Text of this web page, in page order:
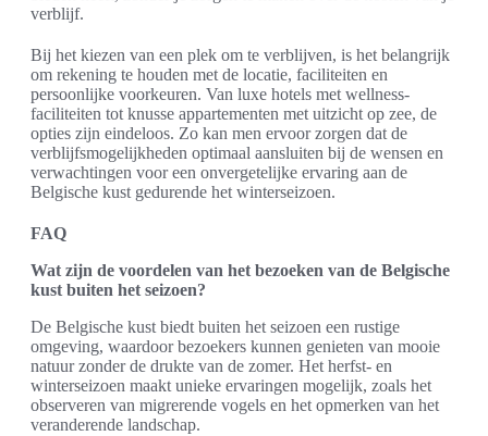
verblijf.
Bij het kiezen van een plek om te verblijven, is het belangrijk
om rekening te houden met de locatie, faciliteiten en
persoonlijke voorkeuren. Van luxe hotels met wellness-
faciliteiten tot knusse appartementen met uitzicht op zee, de
opties zijn eindeloos. Zo kan men ervoor zorgen dat de
verblijfsmogelijkheden optimaal aansluiten bij de wensen en
verwachtingen voor een onvergetelijke ervaring aan de
Belgische kust gedurende het winterseizoen.
FAQ
Wat zijn de voordelen van het bezoeken van de Belgische
kust buiten het seizoen?
De Belgische kust biedt buiten het seizoen een rustige
omgeving, waardoor bezoekers kunnen genieten van mooie
natuur zonder de drukte van de zomer. Het herfst- en
winterseizoen maakt unieke ervaringen mogelijk, zoals het
observeren van migrerende vogels en het opmerken van het
veranderende landschap.